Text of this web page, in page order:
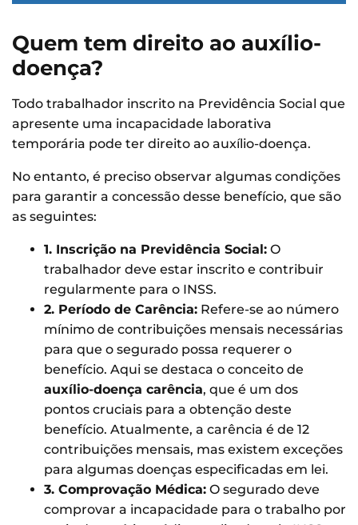
Quem tem direito ao auxílio-
doença?
Todo trabalhador inscrito na Previdência Social que
apresente uma incapacidade laborativa
temporária pode ter direito ao auxílio-doença.
No entanto, é preciso observar algumas condições
para garantir a concessão desse benefício, que são
as seguintes:
1. Inscrição na Previdência Social: O
trabalhador deve estar inscrito e contribuir
regularmente para o INSS.
2. Período de Carência: Refere-se ao número
mínimo de contribuições mensais necessárias
para que o segurado possa requerer o
benefício. Aqui se destaca o conceito de
auxílio-doença carência, que é um dos
pontos cruciais para a obtenção deste
benefício. Atualmente, a carência é de 12
contribuições mensais, mas existem exceções
para algumas doenças especificadas em lei.
3. Comprovação Médica: O segurado deve
comprovar a incapacidade para o trabalho por